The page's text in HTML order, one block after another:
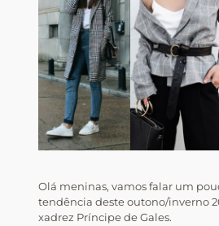
Olá meninas, vamos falar um
tendência deste outono/inverno
xadrez Príncipe de Gales.